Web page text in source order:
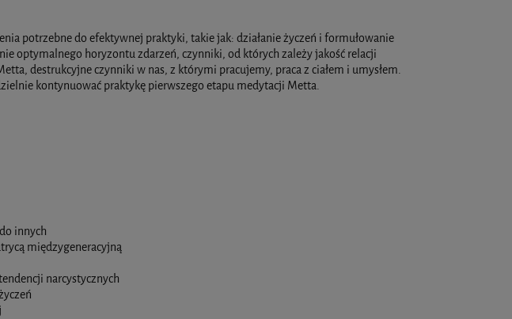
potrzebne do efektywnej praktyki, takie jak: działanie życzeń i formułowanie
optymalnego horyzontu zdarzeń, czynniki, od których zależy jakość relacji
destrukcyjne czynniki w nas, z którymi pracujemy, praca z ciałem i umysłem.
kontynuować praktykę pierwszego etapu medytacji Metta.
innych
międzygeneracyjną
narcystycznych